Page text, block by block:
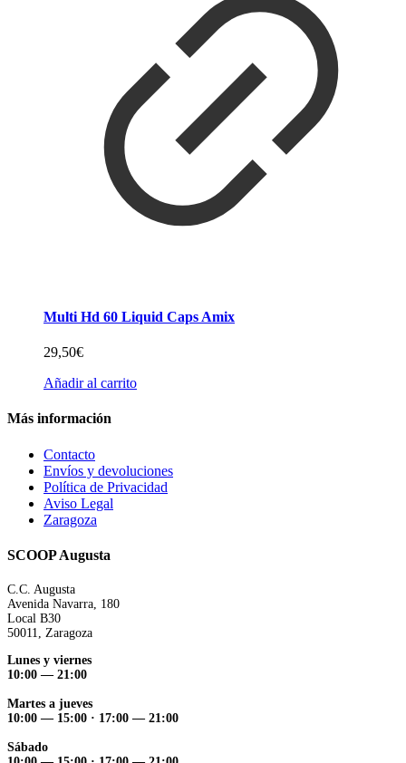
Multi Hd 60 Liquid Caps Amix
29,50€
Añadir al carrito
Más información
Contacto
Envíos y devoluciones
Política de Privacidad
Aviso Legal
Zaragoza
SCOOP Augusta
C.C. Augusta
Avenida Navarra, 180
Local B30
50011, Zaragoza
Lunes y viernes
10:00 — 21:00
Martes a jueves
10:00 — 15:00 · 17:00 — 21:00
Sábado